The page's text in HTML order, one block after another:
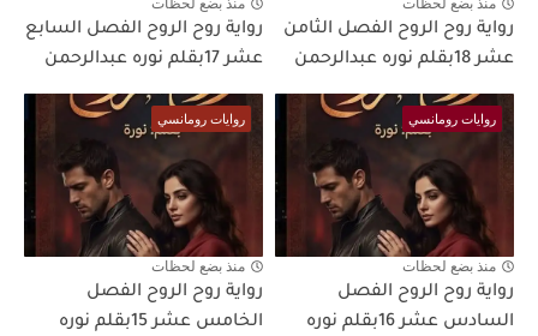
منذ بضع لحظات
رواية روح الروح الفصل الثامن
عشر 18بقلم نوره عبدالرحمن
منذ بضع لحظات
رواية روح الروح الفصل السابع
عشر 17بقلم نوره عبدالرحمن
روايات رومانسي
منذ بضع لحظات
رواية روح الروح الفصل
السادس عشر 16بقلم نوره
روايات رومانسي
منذ بضع لحظات
رواية روح الروح الفصل
الخامس عشر 15بقلم نوره